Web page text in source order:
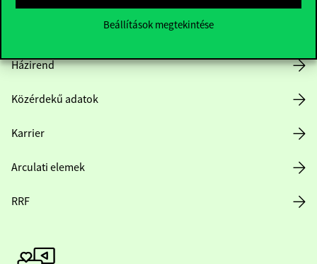
Beállítások megtekintése
Házirend
Közérdekű adatok
Karrier
Arculati elemek
RRF